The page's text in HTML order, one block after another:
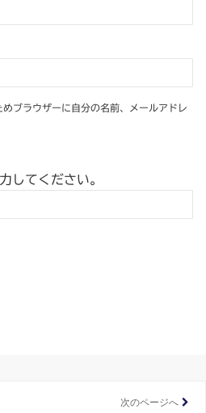
ブラウザーに自分の名前、メールアドレ
してください。
次のページへ